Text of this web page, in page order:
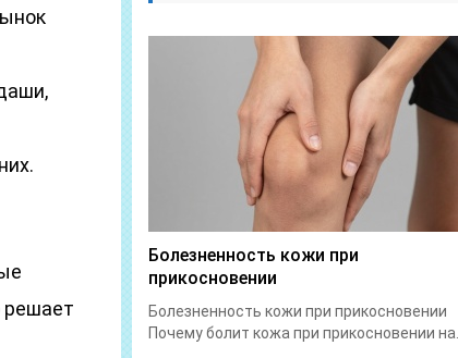
решает
Болезненность кожи при
прикосновении
Болезненность кожи при прикосновении
Почему болит кожа при прикосновении на...